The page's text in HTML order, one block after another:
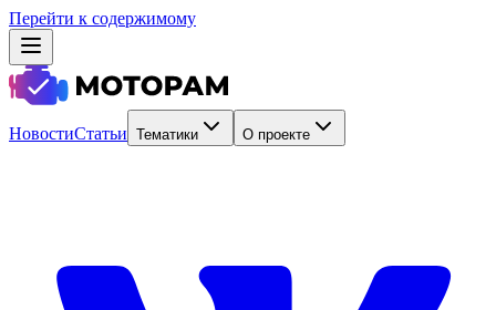
Перейти к содержимому
НовостиСтатьи Тематики О проекте